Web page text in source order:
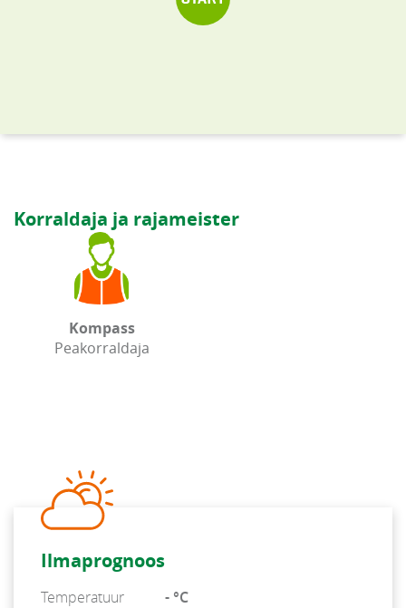
Korraldaja ja rajameister
Kompass
Peakorraldaja
Ilmaprognoos
Temperatuur
- °C